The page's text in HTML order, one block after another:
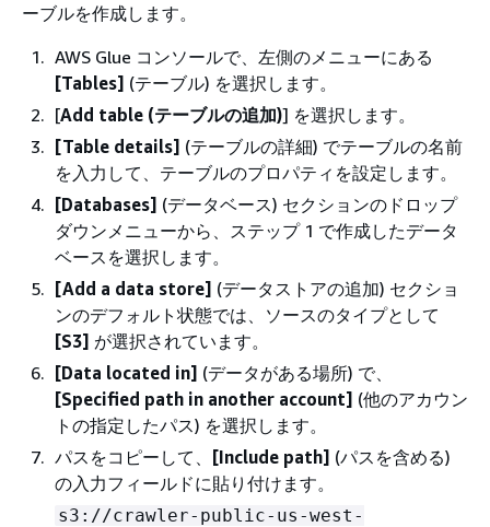
ーブルを作成します。
AWS Glue コンソールで、左側のメニューにある
[Tables] (テーブル) を選択します。
[Add table (テーブルの追加)] を選択します。
[Table details] (テーブルの詳細) でテーブルの名前
を入力して、テーブルのプロパティを設定します。
[Databases] (データベース) セクションのドロップ
ダウンメニューから、ステップ 1 で作成したデータ
ベースを選択します。
[Add a data store] (データストアの追加) セクショ
ンのデフォルト状態では、ソースのタイプとして
[S3] が選択されています。
[Data located in] (データがある場所) で、
[Specified path in another account] (他のアカウン
トの指定したパス) を選択します。
パスをコピーして、 [Include path] (パスを含める)
の入力フィールドに貼り付けます。
s3://crawler-public-us-west-